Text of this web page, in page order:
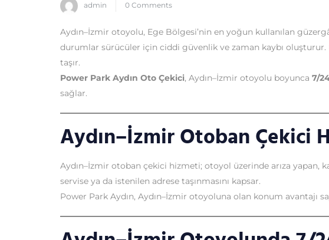
admin 0 Comments
Aydın–İzmir otoyolu, Ege Bölgesi’nin en yoğun kullanılan
durumlar sürücüler için ciddi güvenlik ve zaman kaybı oluşturur.
taşır.
Power Park Aydın Oto Çekici, Aydın–İzmir otoyolu boyunca 7/
sağlar.
Aydın–İzmir Otoban Çekici
Aydın–İzmir otoban çekici hizmeti; otoyol üzerinde arıza yapan,
servise ya da istenilen adrese taşınmasını kapsar.
Power Park Aydın, Aydın–İzmir otoyoluna olan konum